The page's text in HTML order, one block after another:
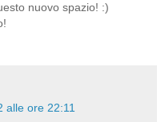
nuovo spazio! :)
alle ore 22:11